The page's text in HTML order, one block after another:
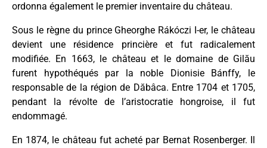
ordonna également le premier inventaire du château.
Sous le règne du prince Gheorghe Rákóczi I-er, le château
devient une résidence princière et fut radicalement
modifiée. En 1663, le château et le domaine de Gilău
furent hypothéqués par la noble Dionisie Bánffy, le
responsable de la région de Dăbâca. Entre 1704 et 1705,
pendant la révolte de l’aristocratie hongroise, il fut
endommagé.
En 1874, le château fut acheté par Bernat Rosenberger. Il